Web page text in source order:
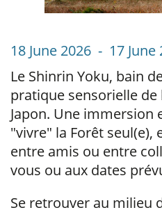
18 June 2026 - 17 June
Le Shinrin Yoku, bain
pratique sensorielle
Japon. Une immersion
"vivre" la Forêt seul(e),
entre amis ou entre
vous ou aux dates
Se retrouver au milieu